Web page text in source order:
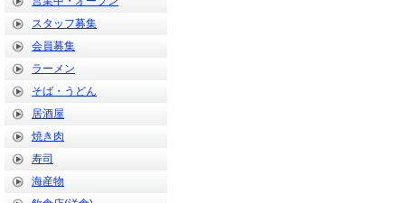
スタッフ募集
会員募集
ラーメン
そば・うどん
居酒屋
焼き肉
寿司
海産物